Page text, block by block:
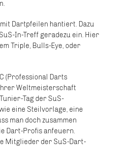
Dartpfeilen hantiert. Dazu
In-Treff geradezu ein. Hier
Triple, Bulls-Eye, oder
(Professional Darts
Weltmeisterschaft
Tag der SuS-
eine Steilvorlage, eine
man doch zusammen
Dart-Profis anfeuern.
Mitglieder der SuS-Dart-